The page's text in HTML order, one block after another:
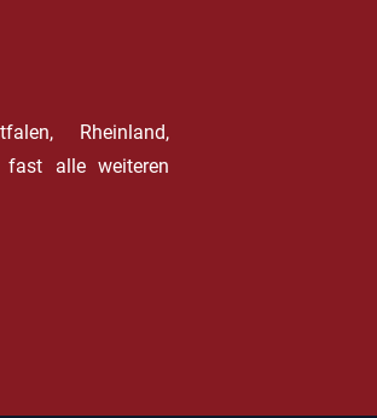
Rheinland,
fast alle weiteren